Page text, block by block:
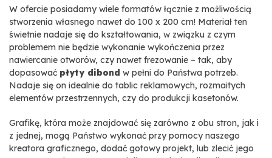
W ofercie posiadamy wiele formatów łącznie z możliwością
stworzenia własnego nawet do 100 x 200 cm! Materiał ten
świetnie nadaje się do kształtowania, w związku z czym
problemem nie będzie wykonanie wykończenia przez
nawiercanie otworów, czy nawet frezowanie – tak, aby
dopasować płyty dibond w pełni do Państwa potrzeb.
Nadaje się on idealnie do tablic reklamowych, rozmaitych
elementów przestrzennych, czy do produkcji kasetonów.
Grafikę, która może znajdować się zarówno z obu stron, jak i
z jednej, mogą Państwo wykonać przy pomocy naszego
kreatora graficznego, dodać gotowy projekt, lub zlecić jego